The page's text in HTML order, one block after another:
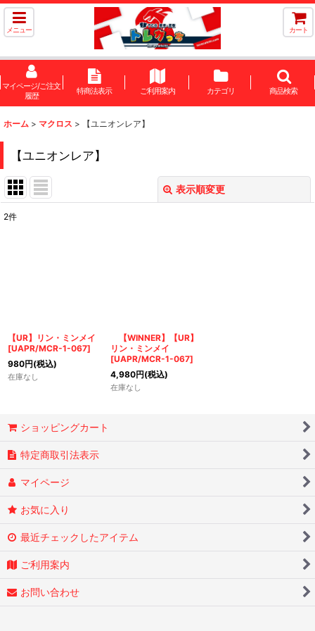
メニュー カート
マイページ/ご注文
履歴
特商法表示 ご利用案内 カテゴリ 商品検索
ホーム > マクロス > 【ユニオンレア】
【ユニオンレア】
表示順変更
絞り込む
2件
【UR】リン・ミンメイ
[UAPR/MCR-1-067]
980円(税込)
在庫なし
【WINNER】【UR】
リン・ミンメイ
[UAPR/MCR-1-067]
4,980円(税込)
在庫なし
ショッピングカート
特定商取引法表示
マイページ
お気に入り
最近チェックしたアイテム
ご利用案内
お問い合わせ